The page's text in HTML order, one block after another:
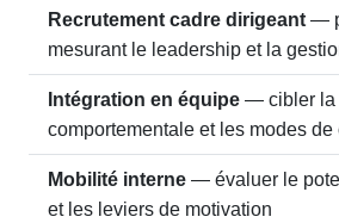
Recrutement cadre dirigeant —
mesurant le leadership et la
Intégration en équipe — cibler la
comportementale et les modes
Mobilité interne — évaluer le
et les leviers de motivation